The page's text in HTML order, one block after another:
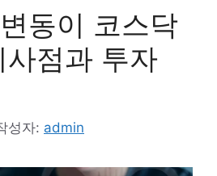
동이 코스닥
점과 투자
성자: admin